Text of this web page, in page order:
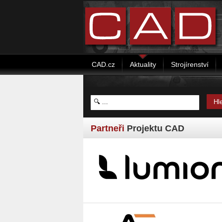
CAD.cz Aktuality Strojírenství
Partneři Projektu CAD